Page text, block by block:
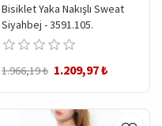
Bisiklet Yaka Nakışlı Sweat
Siyahbej - 3591.105.
1.966,19 ₺ 1.209,97 ₺